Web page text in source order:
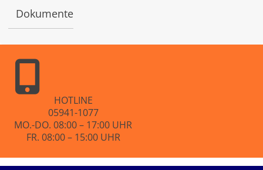
t
v
Dokumente
HOTLINE
05941-1077
MO.-DO. 08:00 – 17:00 UHR
FR. 08:00 – 15:00 UHR